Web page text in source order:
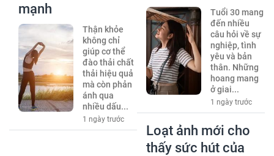
mạnh
Thận khỏe
không chỉ
giúp cơ thể
đào thải chất
thải hiệu quả
mà còn phản
ánh qua
nhiều dấu...
1 ngày trước
Tuổi 30 mang
đến nhiều
câu hỏi về sự
nghiệp, tình
yêu và bản
thân. Những
hoang mang
ở giai...
1 ngày trước
Loạt ảnh mới cho
thấy sức hút của